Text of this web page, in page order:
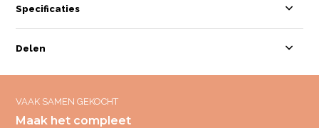
Specificaties
Delen
VAAK SAMEN GEKOCHT
Maak het compleet